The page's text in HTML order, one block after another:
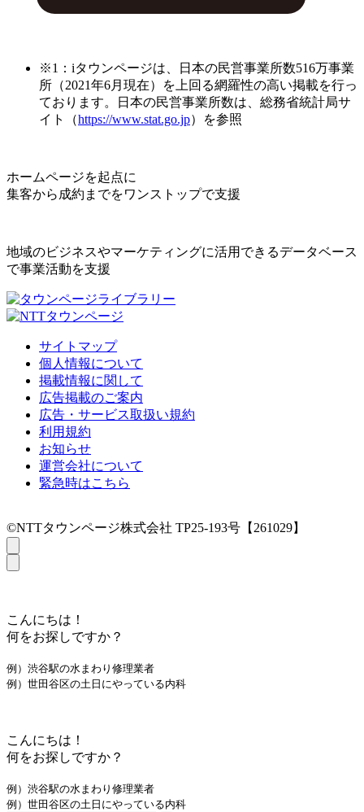
※1：iタウンページは、日本の民営事業所数516万事業
所（2021年6月現在）を上回る網羅性の高い掲載を行っ
ております。日本の民営事業所数は、総務省統計局サ
イト（https://www.stat.go.jp）を参照
ホームページを起点に
集客から成約までをワンストップで支援
地域のビジネスやマーケティングに活用できるデータベース
で事業活動を支援
サイトマップ
個人情報について
掲載情報に関して
広告掲載のご案内
広告・サービス取扱い規約
利用規約
お知らせ
運営会社について
緊急時はこちら
©NTTタウンページ株式会社 TP25-193号【261029】
こんにちは！
何をお探しですか？
例）渋谷駅の水まわり修理業者
例）世田谷区の土日にやっている内科
こんにちは！
何をお探しですか？
例）渋谷駅の水まわり修理業者
例）世田谷区の土日にやっている内科